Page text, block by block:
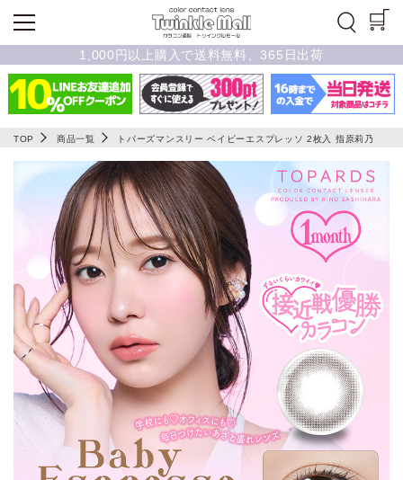
1,000円以上購入で送料無料、365日出荷
TOP 商品一覧 トパーズマンスリー ベイビーエスプレッソ 2枚入 指原莉乃